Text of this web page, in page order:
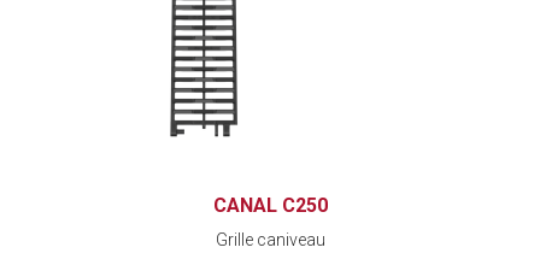
CANAL C250
Grille caniveau